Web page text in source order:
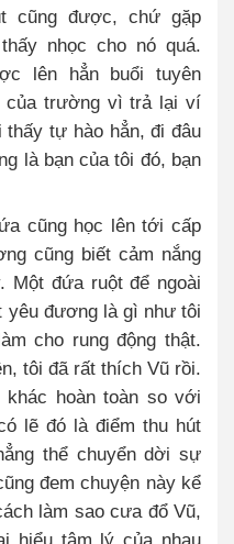
cũng được, chứ gặp
nhọc cho nó quá.
lên hẳn buổi tuyên
của trường vì trả lại ví
tự hào hẳn, đi đâu
là bạn của tôi đó, bạn
cũng học lên tới cấp
cũng biết cảm nắng
Một đứa ruột để ngoài
yêu đương là gì như tôi
cho rung động thật.
tôi đã rất thích Vũ rồi.
khác hoàn toàn so với
lẽ đó là điểm thu hút
thể chuyển dời sự
đem chuyện này kể
làm sao cưa đổ Vũ,
hiểu tâm lý của nhau